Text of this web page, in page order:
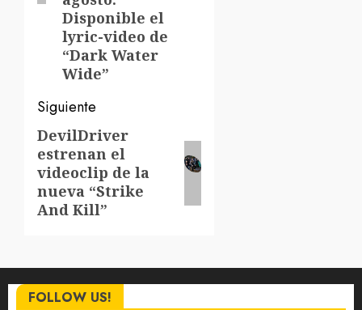
Disponible el
lyric-video de
“Dark Water
Wide”
Siguiente
Siguiente
entrada:
DevilDriver
estrenan el
videoclip de la
nueva “Strike
And Kill”
FOLLOW US!